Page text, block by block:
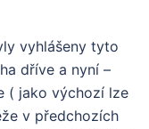
vyhlášeny tyto
dříve a nyní –
( jako výchozí lze
v předchozích